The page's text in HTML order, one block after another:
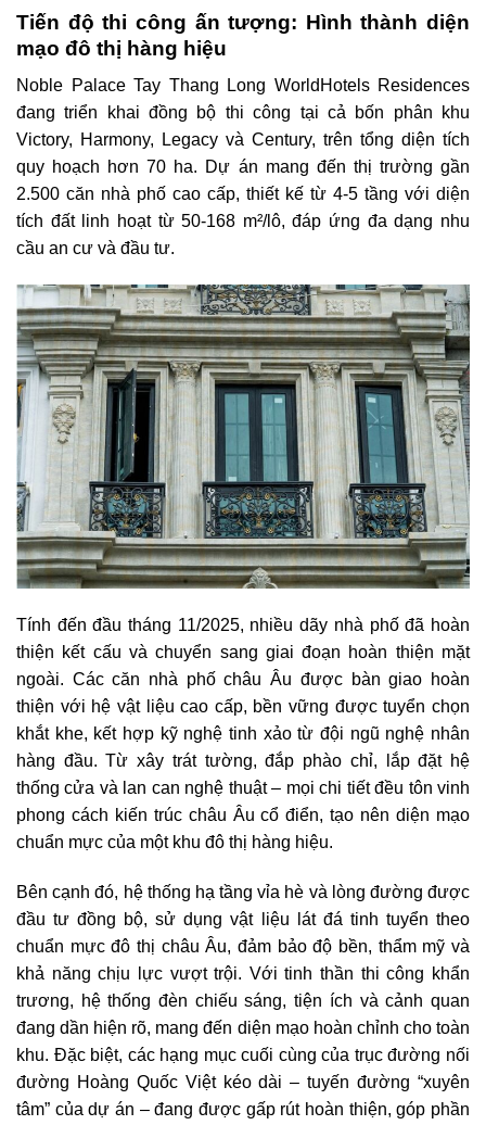
Tiến độ thi công ấn tượng: Hình thành diện
mạo đô thị hàng hiệu
Noble Palace Tay Thang Long WorldHotels Residences
đang triển khai đồng bộ thi công tại cả bốn phân khu
Victory, Harmony, Legacy và Century, trên tổng diện tích
quy hoạch hơn 70 ha. Dự án mang đến thị trường gần
2.500 căn nhà phố cao cấp, thiết kế từ 4-5 tầng với diện
tích đất linh hoạt từ 50-168 m²/lô, đáp ứng đa dạng nhu
cầu an cư và đầu tư.
Tính đến đầu tháng 11/2025, nhiều dãy nhà phố đã hoàn
thiện kết cấu và chuyển sang giai đoạn hoàn thiện mặt
ngoài. Các căn nhà phố châu Âu được bàn giao hoàn
thiện với hệ vật liệu cao cấp, bền vững được tuyển chọn
khắt khe, kết hợp kỹ nghệ tinh xảo từ đội ngũ nghệ nhân
hàng đầu. Từ xây trát tường, đắp phào chỉ, lắp đặt hệ
thống cửa và lan can nghệ thuật – mọi chi tiết đều tôn vinh
phong cách kiến trúc châu Âu cổ điển, tạo nên diện mạo
chuẩn mực của một khu đô thị hàng hiệu.
Bên cạnh đó, hệ thống hạ tầng vỉa hè và lòng đường được
đầu tư đồng bộ, sử dụng vật liệu lát đá tinh tuyển theo
chuẩn mực đô thị châu Âu, đảm bảo độ bền, thẩm mỹ và
khả năng chịu lực vượt trội. Với tinh thần thi công khẩn
trương, hệ thống đèn chiếu sáng, tiện ích và cảnh quan
đang dần hiện rõ, mang đến diện mạo hoàn chỉnh cho toàn
khu. Đặc biệt, các hạng mục cuối cùng của trục đường nối
đường Hoàng Quốc Việt kéo dài – tuyến đường “xuyên
tâm” của dự án – đang được gấp rút hoàn thiện, góp phần